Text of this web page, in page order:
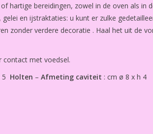
hartige bereidingen, zowel in de oven als in
en ijstraktaties: u kunt er zulke
zonder verdere decoratie . Haal het uit de
contact met voedsel.
5 Holten – Afmeting caviteit : cm ø 8 x h 4